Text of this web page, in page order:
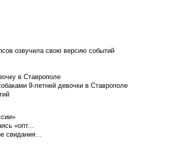
озвучила свою версию событий
в Ставрополе
9-летней девочки в Ставрополе
«опт...
свидания...